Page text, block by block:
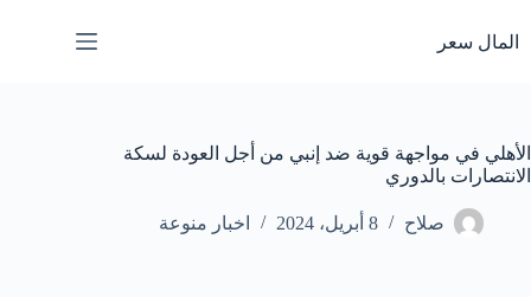
إلى
المحتوى
المال سعر
الأهلي في مواجهة قوية ضد إنبي من أجل العودة لسكة
الانتصارات بالدوري
صلاح 8 أبريل، 2024 اخبار منوعة